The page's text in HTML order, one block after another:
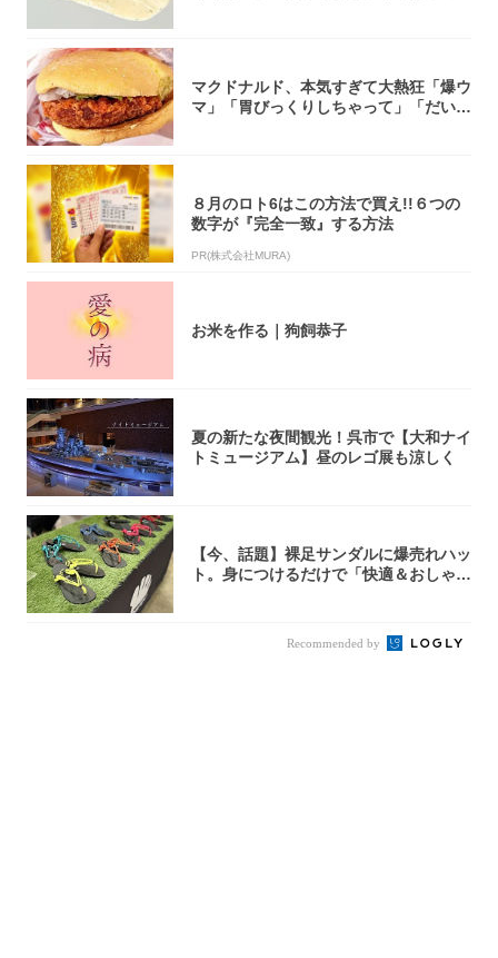
マクドナルド、本気すぎて大熱狂「爆ウ
マ」「胃びっくりしちゃって」「だいぶ
８月のロト6はこの方法で買え!!６つの
数字が『完全一致』する方法
PR(株式会社MURA)
お米を作る｜狗飼恭子
夏の新たな夜間観光！呉市で【大和ナイ
トミュージアム】昼のレゴ展も涼しく
【今、話題】裸足サンダルに爆売れハッ
ト。身につけるだけで「快適＆おしゃ
Recommended by